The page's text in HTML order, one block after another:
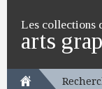
Les collections
arts